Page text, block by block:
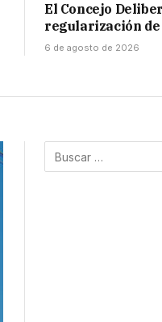
El Concejo
regularización
6 de agosto de 2026